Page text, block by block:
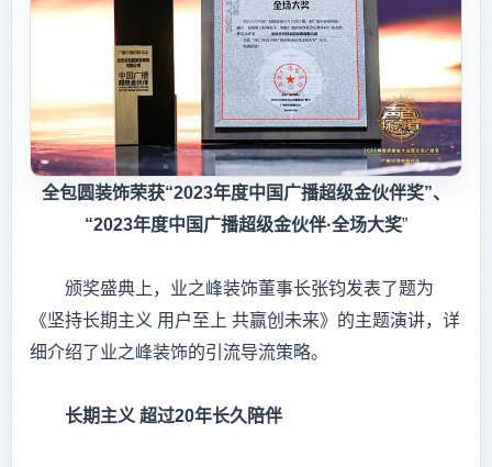
全包圆装饰荣获“2023年度中国广播超级金伙伴奖”、
“2023年度中国广播超级金伙伴·全场大奖”
颁奖盛典上，业之峰装饰董事长张钧发表了题为
《坚持长期主义 用户至上 共赢创未来》的主题演讲，详
细介绍了业之峰装饰的引流导流策略。
长期主义 超过20年长久陪伴